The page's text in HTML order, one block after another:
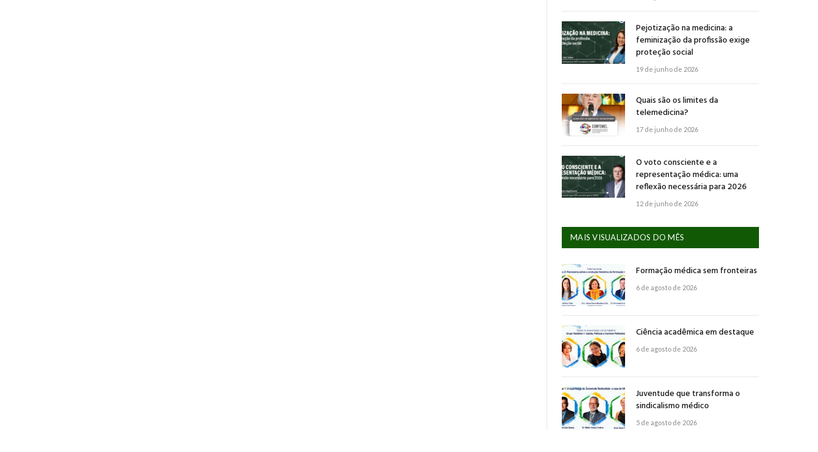
Pejotização na medicina: a
feminização da profissão exige
proteção social
19 de junho de 2026
Quais são os limites da
telemedicina?
17 de junho de 2026
O voto consciente e a
representação médica: uma
reflexão necessária para 2026
12 de junho de 2026
MAIS VISUALIZADOS DO MÊS
Formação médica sem fronteiras
6 de agosto de 2026
Ciência acadêmica em destaque
6 de agosto de 2026
Juventude que transforma o
sindicalismo médico
5 de agosto de 2026